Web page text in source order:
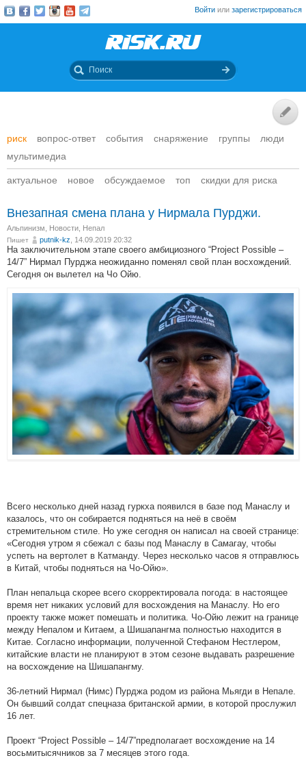
Войти или зарегистрироваться
риск вопрос-ответ события снаряжение группы
люди
мультимедиа
актуальное новое обсуждаемое топ скидки для риска
Внезапная смена плана у Нирмала Пурджи.
Альпинизм Новости Непал
Пишет putnik-kz , 14.09.2019 20:32
На заключительном этапе своего амбициозного “Project Possible –
14/7” Нирмал Пурджа неожиданно поменял свой план восхождений.
Сегодня он вылетел на Чо Ойю.
Всего несколько дней назад гуркха появился в базе под Манаслу и
казалось, что он собирается подняться на неё в своём
стремительном стиле. Но уже сегодня он написал на своей странице:
«Сегодня утром я сбежал с базы под Манаслу в Самагау, чтобы
успеть на вертолет в Катманду. Через несколько часов я отправлюсь
в Китай, чтобы подняться на Чо-Ойю».
План непальца скорее всего скорректировала погода: в настоящее
время нет никаких условий для восхождения на Манаслу. Но его
проекту также может помешать и политика. Чо-Ойю лежит на границе
между Непалом и Китаем, а Шишапангма полностью находится в
Китае. Согласно информации, полученной Стефаном Нестлером,
китайские власти не планируют в этом сезоне выдавать разрешение
на восхождение на Шишапангму.
36-летний Нирмал (Нимс) Пурджа родом из района Мьягди в Непале.
Он бывший солдат спецназа британской армии, в которой прослужил
16 лет.
Проект “Project Possible – 14/7”предполагает восхождение на 14
восьмитысячников за 7 месяцев этого года.